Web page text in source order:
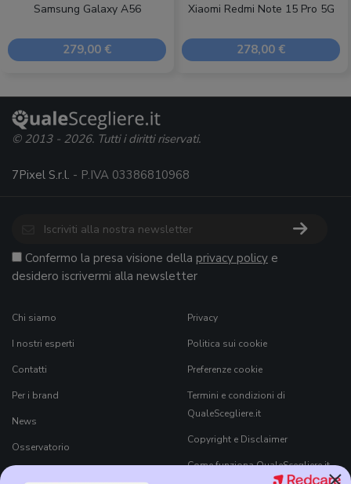
Samsung Galaxy A56
279,00 €
Xiaomi Redmi Note 15 Pro 5G
278,00 €
© 2013 - 2026. Tutti i diritti riservati.
7Pixel S.r.l. - P.IVA 03386810968
Confermo la presa visione della privacy policy e
desidero iscrivermi alla newsletter
Chi siamo
I nostri esperti
Contatti
Per i brand
News
Osservatorio
Privacy
Politica sui cookie
Preferenze cookie
Termini e condizioni di
QualeScegliere.it
Copyright e Disclaimer
Come funziona QualeScegliere.it